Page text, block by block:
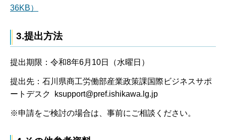
36KB）
3.提出方法
提出期限：令和8年6月10日（水曜日）
提出先：石川県商工労働部産業政策課国際ビジネスサポ
ートデスク ksupport@pref.ishikawa.lg.jp
※申請をご検討の場合は、事前にご相談ください。